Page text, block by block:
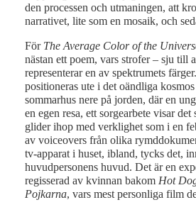
den processen och utmaningen, att
narrativet, lite som en mosaik, och
För The Average Color of the
nästan ett poem, vars strofer – sju till
representerar en av spektrumets
positioneras ute i det oändliga
sommarhus nere på jorden, där en
en egen resa, ett sorgearbete visar
glider ihop med verklighet som i en
av voiceovers från olika
tv-apparat i huset, ibland, tycks det,
huvudpersonens huvud. Det är en
regisserad av kvinnan bakom Hot
Pojkarna, vars mest personliga film